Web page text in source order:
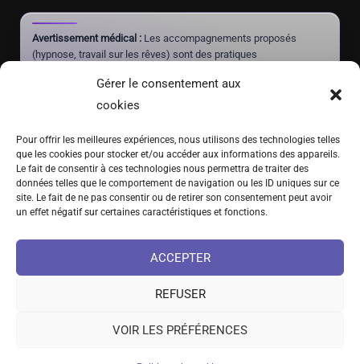
Gérer le consentement aux
cookies
Pour offrir les meilleures expériences, nous utilisons des technologies telles
que les cookies pour stocker et/ou accéder aux informations des appareils.
Le fait de consentir à ces technologies nous permettra de traiter des
données telles que le comportement de navigation ou les ID uniques sur ce
site. Le fait de ne pas consentir ou de retirer son consentement peut avoir
un effet négatif sur certaines caractéristiques et fonctions.
ACCEPTER
REFUSER
VOIR LES PRÉFÉRENCES
Avertissement médical : Les accompagnements proposés
(hypnose, travail sur les rêves) sont des pratiques
constituent pas un acte médical, ne posent aucun diagnostic et
ne doivent jamais se substituer à un traitement prescrit par un
(+41) 076 639 37 64
Fritz-Marchand 2 · 2615 Sonvilier · SUISSE
info@hypno-alchimiste.com
©2021-2026 Rayan Gori – L’Hypno-Alchimiste | Tous droits réservés
Conditions générales